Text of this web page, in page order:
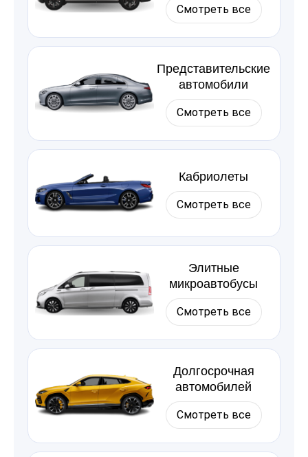
Смотреть все
Представительские
автомобили
Смотреть все
Кабриолеты
Смотреть все
Элитные
микроавтобусы
Смотреть все
Долгосрочная
автомобилей
Смотреть все